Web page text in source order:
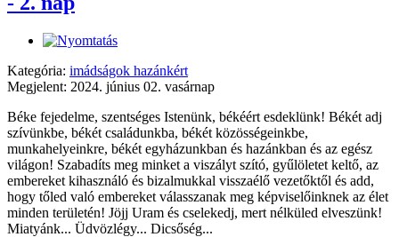
Kategória: imádságok hazánkért
Megjelent: 2024. június 02. vasárnap
Béke fejedelme, szentséges Istenünk, békéért esdeklünk! Békét adj
szívünkbe, békét családunkba, békét közösségeinkbe,
munkahelyeinkre, békét egyházunkban és hazánkban és az egész
világon! Szabadíts meg minket a viszályt szító, gyűlöletet keltő, az
embereket kihasználó és bizalmukkal visszaélő vezetőktől és add,
hogy tőled való embereket válasszanak meg képviselőinknek az élet
minden területén! Jöjj Uram és cselekedj, mert nélküled elveszünk!
Miatyánk... Üdvözlégy... Dicsőség...